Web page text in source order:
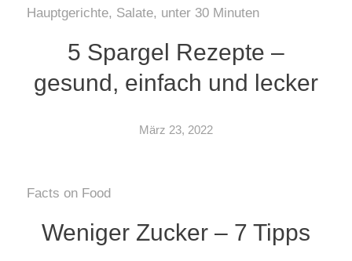
Hauptgerichte, Salate, unter 30 Minuten
5 Spargel Rezepte –
gesund, einfach und lecker
März 23, 2022
Facts on Food
Weniger Zucker – 7 Tipps